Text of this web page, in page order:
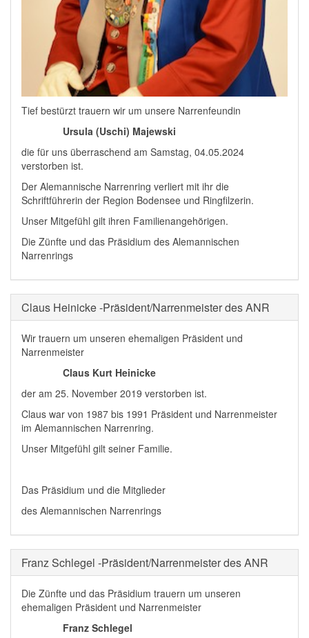
Tief bestürzt trauern wir um unsere Narrenfeundin
Ursula (Uschi) Majewski
die für uns überraschend am Samstag, 04.05.2024
verstorben ist.
Der Alemannische Narrenring verliert mit ihr die
Schriftführerin der Region Bodensee und Ringfilzerin.
Unser Mitgefühl gilt ihren Familienangehörigen.
Die Zünfte und das Präsidium des Alemannischen
Narrenrings
Claus Heinicke -Präsident/Narrenmeister des ANR
Wir trauern um unseren ehemaligen Präsident und
Narrenmeister
Claus Kurt Heinicke
der am 25. November 2019 verstorben ist.
Claus war von 1987 bis 1991 Präsident und Narrenmeister
im Alemannischen Narrenring.
Unser Mitgefühl gilt seiner Familie.
Das Präsidium und die Mitglieder
des Alemannischen Narrenrings
Franz Schlegel -Präsident/Narrenmeister des ANR
Die Zünfte und das Präsidium trauern um unseren
ehemaligen Präsident und Narrenmeister
Franz Schlegel